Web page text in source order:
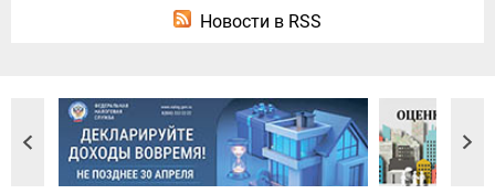
Новости в RSS